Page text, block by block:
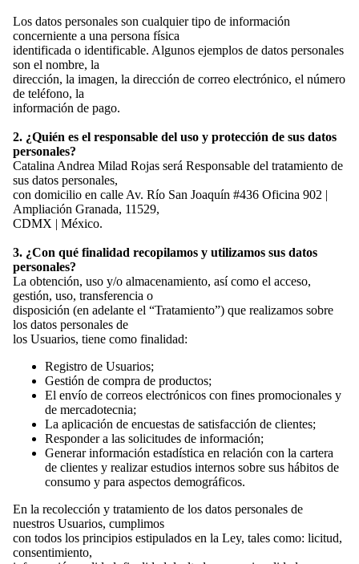
Los datos personales son cualquier tipo de información
concerniente a una persona física
identificada o identificable. Algunos ejemplos de datos personales
son el nombre, la
dirección, la imagen, la dirección de correo electrónico, el número
de teléfono, la
información de pago.
2. ¿Quién es el responsable del uso y protección de sus datos
personales?
Catalina Andrea Milad Rojas será Responsable del tratamiento de
sus datos personales,
con domicilio en calle Av. Río San Joaquín #436 Oficina 902 |
Ampliación Granada, 11529,
CDMX | México.
3. ¿Con qué finalidad recopilamos y utilizamos sus datos
personales?
La obtención, uso y/o almacenamiento, así como el acceso,
gestión, uso, transferencia o
disposición (en adelante el “Tratamiento”) que realizamos sobre
los datos personales de
los Usuarios, tiene como finalidad:
Registro de Usuarios;
Gestión de compra de productos;
El envío de correos electrónicos con fines promocionales y
de mercadotecnia;
La aplicación de encuestas de satisfacción de clientes;
Responder a las solicitudes de información;
Generar información estadística en relación con la cartera
de clientes y realizar estudios internos sobre sus hábitos de
consumo y para aspectos demográficos.
En la recolección y tratamiento de los datos personales de
nuestros Usuarios, cumplimos
con todos los principios estipulados en la Ley, tales como: licitud,
consentimiento,